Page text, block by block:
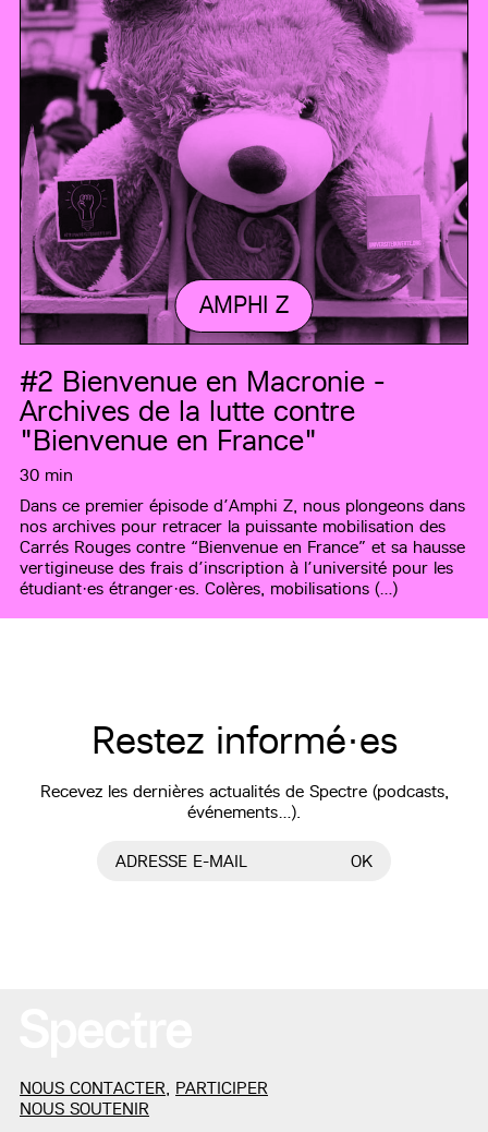
AMPHI Z
#2 Bienvenue en Macronie -
Archives de la lutte contre
"Bienvenue en France"
30 min
Dans ce premier épisode d’Amphi Z, nous plongeons dans
nos archives pour retracer la puissante mobilisation des
Carrés Rouges contre “Bienvenue en France” et sa hausse
vertigineuse des frais d’inscription à l’université pour les
étudiant·es étranger·es. Colères, mobilisations (…)
Restez informé·es
Recevez les dernières actualités de Spectre (podcasts,
événements…).
ADRESSE E-MAIL OK
NOUS CONTACTER, PARTICIPER
NOUS SOUTENIR